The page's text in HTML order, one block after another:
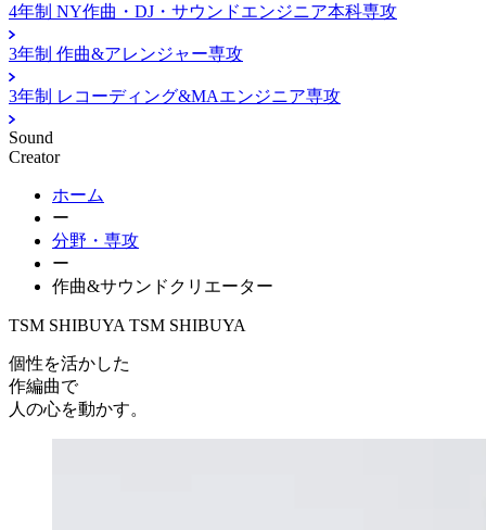
4年制 NY作曲・DJ・サウンドエンジニア本科専攻
3年制 作曲&アレンジャー専攻
3年制 レコーディング&MAエンジニア専攻
Sound
Creator
ホーム
ー
分野・専攻
ー
作曲&サウンドクリエーター
TSM SHIBUYA TSM SHIBUYA
個性を活かした
作編曲で
人の心を動かす。